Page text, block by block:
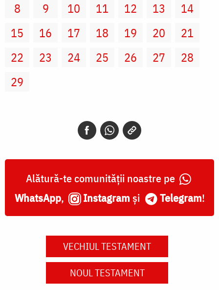
8
9 10 11 12 13
14
15
16 17 18 19 20
21
22
23 24 25 26 27
28
29
Alătură-te comunității noastre pe
WhatsApp, Instagram și Telegram!
VECHIUL TESTAMENT
NOUL TESTAMENT